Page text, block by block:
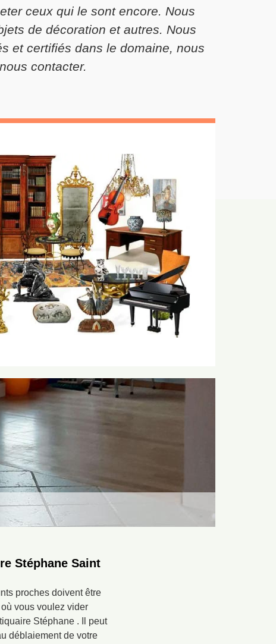
ceux qui le sont encore. Nous
de décoration et autres. Nous
et certifiés dans le domaine, nous
contacter.
Stéphane Saint
proches doivent être
vous voulez vider
Stéphane . Il peut
déblaiement de votre